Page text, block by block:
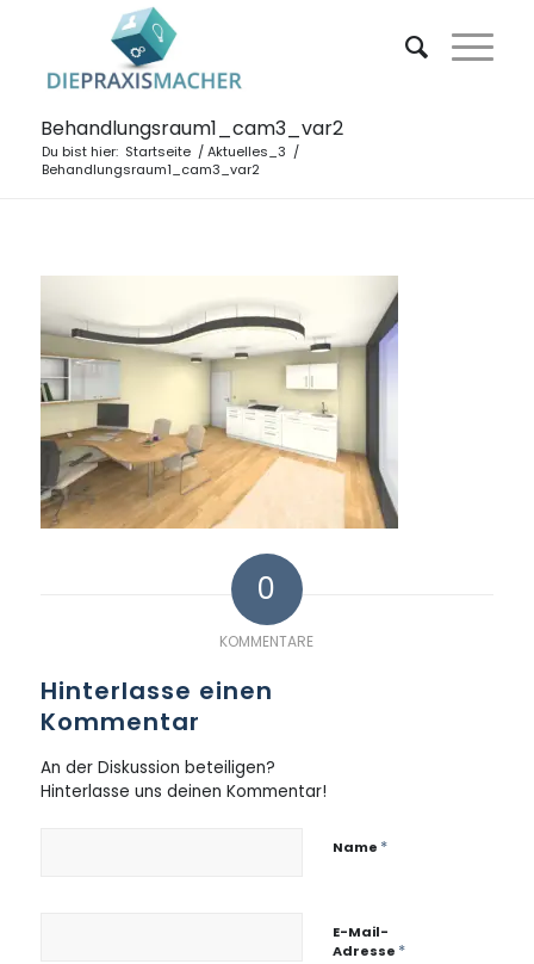
Behandlungsraum1_cam3_var2
Du bist hier: Startseite / Aktuelles_3 /
Behandlungsraum1_cam3_var2
0
KOMMENTARE
Hinterlasse einen
Kommentar
An der Diskussion beteiligen?
Hinterlasse uns deinen Kommentar!
Name *
E-Mail-
Adresse *